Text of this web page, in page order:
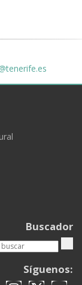
Buscador
Síguenos: